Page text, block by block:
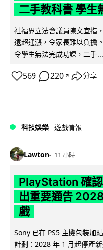
二手教科書 學生
社福界立法會議員陳文宜指
遠超通漲，令家長難以負擔
令學生無法完成功課，二手...
569 220 ↗ 分享
科技娛樂 遊戲情報
Lawton 11 小時
PlayStation 確
出重要通告
戲
Sony 已在 PS5 主機包裝加
計劃：2028 年 1 月起停產